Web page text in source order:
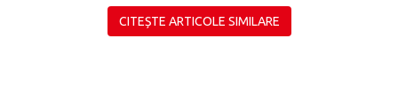
CITEȘTE ARTICOLE SIMILARE